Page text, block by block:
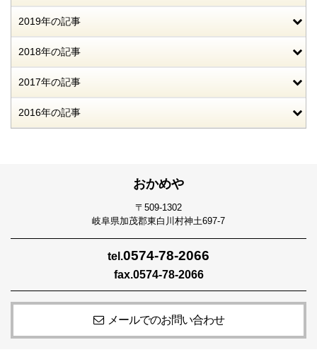
2019年の記事
2018年の記事
2017年の記事
2016年の記事
おかめや
〒509-1302
岐阜県加茂郡東白川村神土697-7
tel.0574-78-2066
fax.0574-78-2066
メールでのお問い合わせ